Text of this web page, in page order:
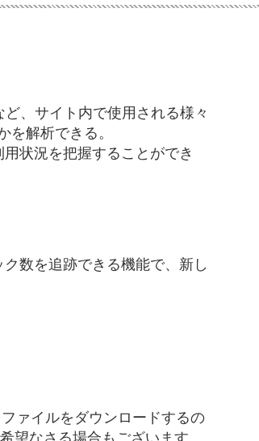
、サイト内で使用される様々
を解析できる。
状況を把握することができ
数を追跡できる機能で、新し
ァイルをダウンロードするの
望なさる場合もございます。